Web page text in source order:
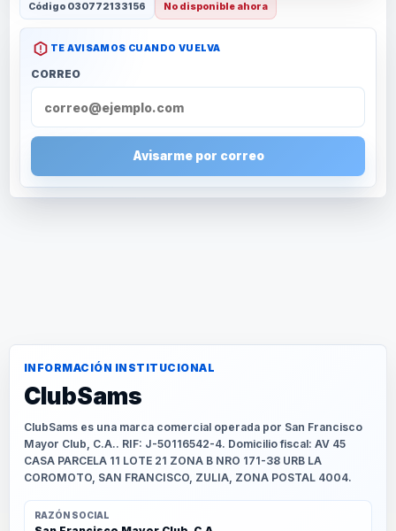
Código 030772133156 No disponible ahora
TE AVISAMOS CUANDO VUELVA
CORREO
Avisarme por correo
INFORMACIÓN INSTITUCIONAL
ClubSams
ClubSams es una marca comercial operada por San Francisco
Mayor Club, C.A.. RIF: J-50116542-4. Domicilio fiscal: AV 45
CASA PARCELA 11 LOTE 21 ZONA B NRO 171-38 URB LA
COROMOTO, SAN FRANCISCO, ZULIA, ZONA POSTAL 4004.
RAZÓN SOCIAL